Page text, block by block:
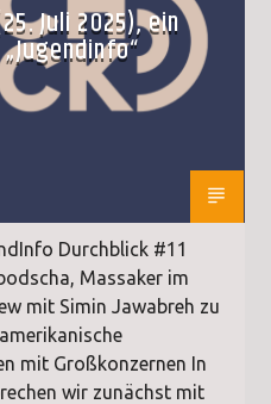
Juli 2025), ein
Durchblick #11
Massaker im
mit Simin Jawabreh zu
mit Großkonzernen In
wir zunächst mit